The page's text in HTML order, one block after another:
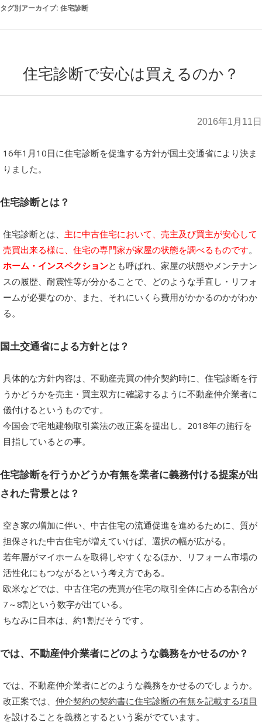
タグ別アーカイブ: 住宅診断
住宅診断で安心は買えるのか？
2016年1月11日
16年1月10日に住宅診断を促進する方針が国土交通省により決ま
りました。
住宅診断とは？
住宅診断とは、 主に中古住宅において、売主及び買主が安心して
売買出来る様に、住宅の専門家が家屋の状態を調べるものです。
ホーム・インスペクションとも呼ばれ、家屋の状態やメンテナン
スの履歴、耐震性等が分かることで、どのような手直し・リフォ
ームが必要なのか、また、それにいくら費用がかかるのかがわか
る。
国土交通省による方針とは？
具体的な方針内容は、不動産売買の仲介契約時に、住宅診断を行
うかどうかを売主・買主双方に確認するように不動産仲介業者に
儀付けるというものです。
今国会で宅地建物取引業法の改正案を提出し。2018年の施行を
目指しているとの事。
住宅診断を行うかどうか有無を業者に義務付ける提案が出
された背景とは？
空き家の増加に伴い、中古住宅の流通促進を進めるために、質が
担保された中古住宅が増えていけば、選択の幅が広がる。
若年層がマイホームを取得しやすくなるほか、リフォーム市場の
活性化にもつながるという考え方である。
欧米などでは、中古住宅の売買が住宅の取引全体に占める割合が
7～8割という数字が出ている。
ちなみに日本は、約1割だそうです。
では、不動産仲介業者にどのような義務をかせるのか？
では、不動産仲介業者にどのような義務をかせるのでしょうか。
改正案では、 仲介契約の契約書に住宅診断の有無を記載する項目
を設けることを義務とするという案がでています。